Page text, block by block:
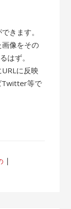
きます。
像をその
はず。
に反映
Twitter等で